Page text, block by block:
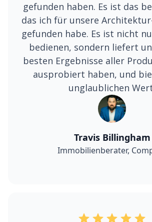
gefunden haben. Es ist das
das ich für unsere
gefunden habe. Es ist nicht
bedienen, sondern liefert
besten Ergebnisse aller
ausprobiert haben, und
unglaublichen
Travis Billingham
Immobilienberater,